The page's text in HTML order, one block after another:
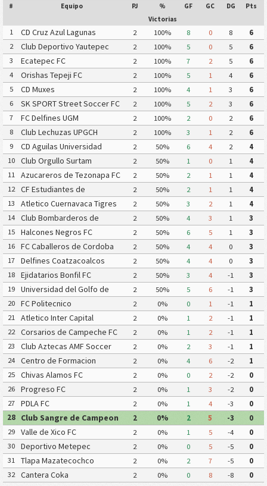
# Equipo PJ
%
Victorias
GF GC DG Pts
1 CD Cruz Azul Lagunas 2 100% 8 0 8
6
2
Club Deportivo Yautepec 2 100% 5 0 5
6
3
Ecatepec FC 2 100% 7 2 5
6
4
Orishas Tepeji FC 2 100% 5 1 4
6
5
CD Muxes 2 100% 4 1 3
6
6
SK SPORT Street Soccer FC 2 100% 5 2 3
6
7
FC Delfines UGM 2 100% 2 0 2
6
8
Club Lechuzas UPGCH 2 100% 3 1 2
6
9
CD Aguilas Universidad
Autonoma de Guerrero
2 50% 6 4 2
4
10
Club Orgullo Surtam 2 50% 1 0 1
4
11
Azucareros de Tezonapa FC 2 50% 2 1 1
4
12
CF Estudiantes de
Atlacomulco
2 50% 2 1 1
4
13
Atletico Cuernavaca Tigres
Yautepec
2 50% 3 2 1
4
14
Club Bombarderos de
Tecamac
2 50% 4 3 1
3
15
Halcones Negros FC 2 50% 6 5 1
3
16
FC Caballeros de Cordoba 2 50% 4 4 0
3
17
Delfines Coatzacoalcos 2 50% 4 4 0
3
18
Ejidatarios Bonfil FC 2 50% 3 4 -1
3
19
Universidad del Golfo de
Mexico FC
2 50% 5 6 -1
3
20
FC Politecnico 2 0% 0 1 -1
1
21
Atletico Inter Capital 2 0% 1 2 -1
1
22
Corsarios de Campeche FC 2 0% 1 2 -1
1
23
Club Aztecas AMF Soccer
Aragon
2 0% 2 3 -1
1
24
Centro de Formacion
Chiapas Futbol
2 0% 4 6 -2
1
25
Chivas Alamos FC 2 0% 0 2 -2
0
26
Progreso FC 2 0% 1 3 -2
0
27
PDLA FC 2 0% 1 4 -3
0
28
Club Sangre de Campeon 2 0% 2 5 -3
0
29
Valle de Xico FC 2 0% 1 5 -4
0
30
Deportivo Metepec
Eurosoccer FC
2 0% 0 5 -5
0
31
Tlapa Mazatecochco 2 0% 2 7 -5
0
32
Cantera Coka 2 0% 0 8 -8
0